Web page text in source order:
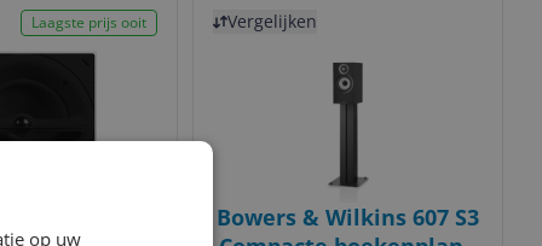
Laagste prijs ooit Vergelijken
Bowers & Wilkins 607 S3
op uw